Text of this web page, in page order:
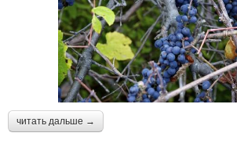
читать дальше →